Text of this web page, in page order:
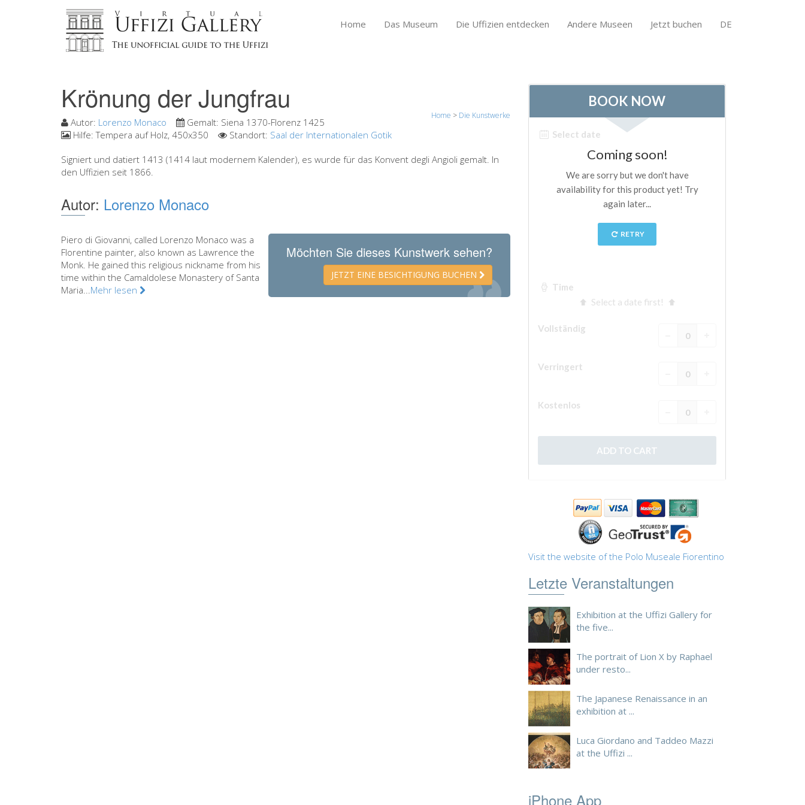
Home Das Museum Die Uffizien entdecken Andere Museen Jetzt buchen DE
Krönung der Jungfrau
Home > Die Kunstwerke
Autor: Lorenzo Monaco Gemalt: Siena 1370-Florenz 1425
Hilfe:Tempera auf Holz, 450x350 Standort: Saal der Internationalen Gotik
Signiert und datiert 1413 (1414 laut modernem Kalender), es wurde für das Konvent degli Angioli gemalt. In
den Uffizien seit 1866.
Autor: Lorenzo Monaco
Möchten Sie dieses Kunstwerk sehen?
JETZT EINE BESICHTIGUNG BUCHEN
Piero di Giovanni, called Lorenzo Monaco was a
Florentine painter, also known as Lawrence the
Monk. He gained this religious nickname from his
time within the Camaldolese Monastery of Santa
Maria...Mehr lesen
Visit the website of the Polo Museale Fiorentino
Letzte Veranstaltungen
Exhibition at the Uffizi Gallery for
the five...
The portrait of Lion X by Raphael
under resto...
The Japanese Renaissance in an
exhibition at ...
Luca Giordano and Taddeo Mazzi
at the Uffizi ...
iPhone App